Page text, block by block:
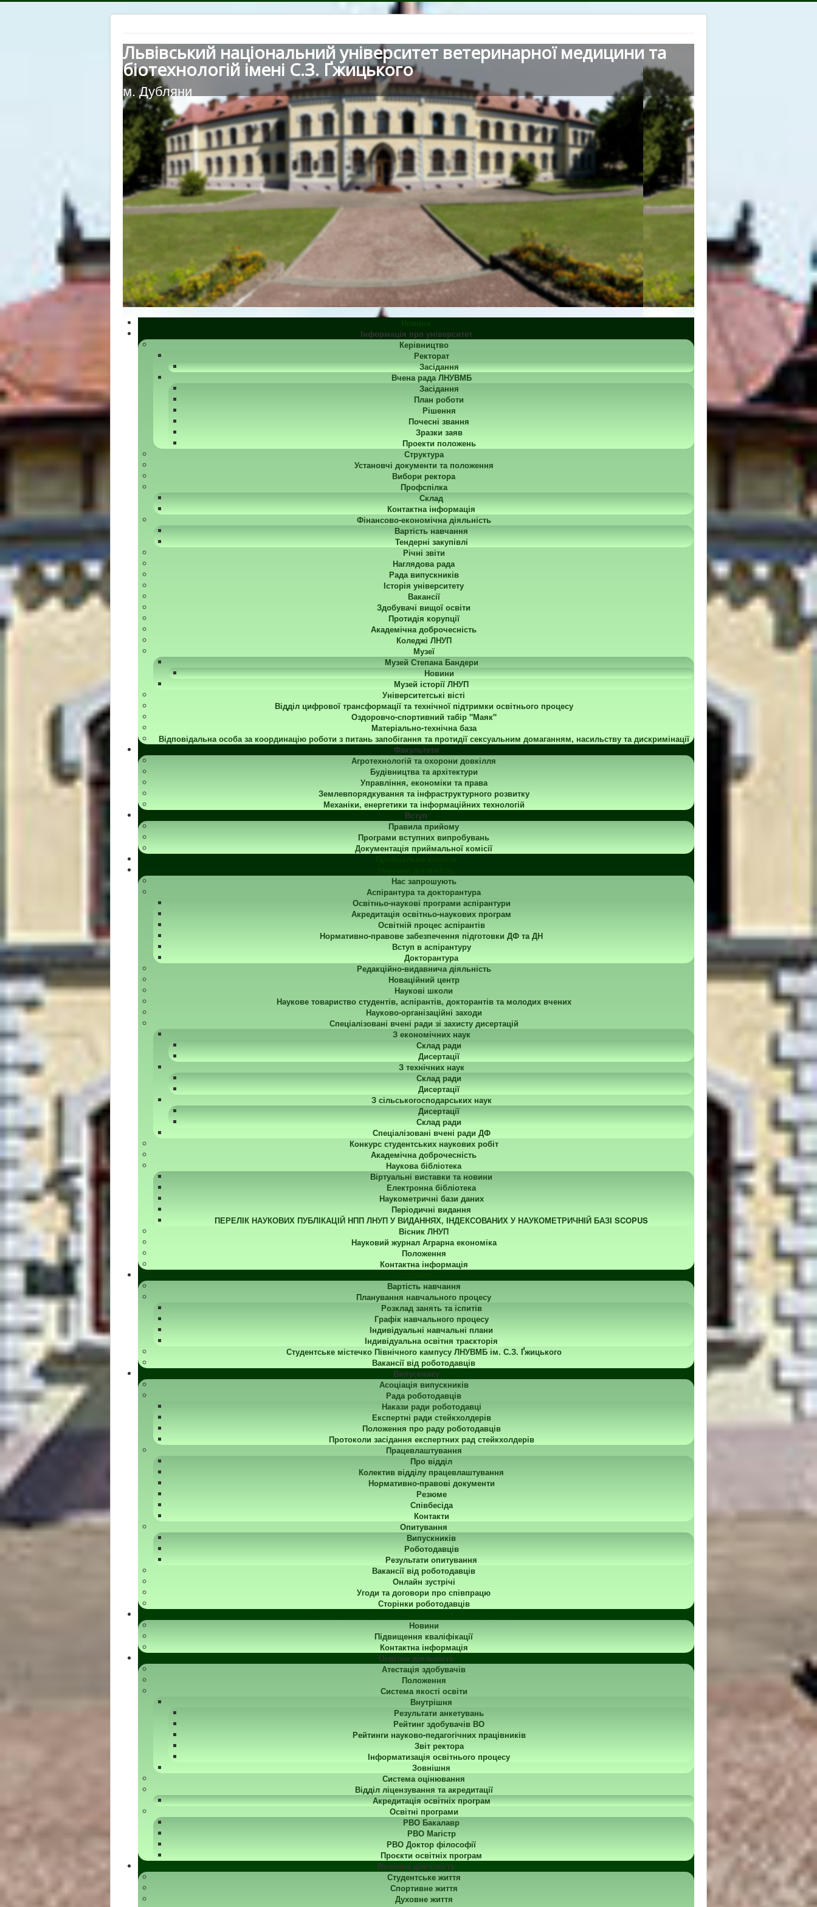
Львівський національний університет ветеринарної медицини та
біотехнологій імені С.З. Ґжицького
м. Дубляни
Інформація про університет
Керівництво
Ректорат
Засідання
Вчена рада ЛНУВМБ
Засідання
План роботи
Рішення
Почесні звання
Зразки заяв
Проекти положень
Структура
Установчі документи та положення
Вибори ректора
Профспілка
Склад
Контактна інформація
Фінансово-економічна діяльність
Вартість навчання
Тендерні закупівлі
Річні звіти
Наглядова рада
Рада випускників
Історія університету
Вакансії
Здобувачі вищої освіти
Протидія корупції
Академічна доброчесність
Коледжі ЛНУП
Музеї
Музей Степана Бандери
Новини
Музей історії ЛНУП
Університетські вісті
Відділ цифрової трансформації та технічної підтримки освітнього процесу
Оздоровчо-спортивний табір "Маяк"
Матеріально-технічна база
Відповідальна особа за координацію роботи з питань запобігання та протидії сексуальним домаганням, насильству та дискримінації
Факультети
Агротехнологій та охорони довкілля
Будівництва та архітектури
Управління, економіки та права
Землевпорядкування та інфраструктурного розвитку
Механіки, енергетики та інформаційних технологій
Вступ
Правила прийому
Програми вступних випробувань
Документація приймальної комісії
Нас запрошують
Аспірантура та докторантура
Освітньо-наукові програми аспірантури
Акредитація освітньо-наукових програм
Освітній процес аспірантів
Нормативно-правове забезпечення підготовки ДФ та ДН
Вступ в аспірантуру
Докторантура
Редакційно-видавнича діяльність
Новаційний центр
Наукові школи
Наукове товариство студентів, аспірантів, докторантів та молодих вчених
Науково-організаційні заходи
Спеціалізовані вчені ради зі захисту дисертацій
З економічних наук
Склад ради
Дисертації
З технічних наук
Склад ради
Дисертації
З сільськогосподарських наук
Дисертації
Склад ради
Спеціалізовані вчені ради ДФ
Конкурс студентських наукових робіт
Академічна доброчесність
Наукова бібліотека
Віртуальні виставки та новини
Електронна бібліотека
Наукометричні бази даних
Періодичні видання
ПЕРЕЛІК НАУКОВИХ ПУБЛІКАЦІЙ НПП ЛНУП У ВИДАННЯХ, ІНДЕКСОВАНИХ У НАУКОМЕТРИЧНІЙ БАЗІ SCOPUS
Вісник ЛНУП
Науковий журнал Аграрна економіка
Положення
Контактна інформація
Вартість навчання
Планування навчального процесу
Розклад занять та іспитів
Графік навчального процесу
Індивідуальні навчальні плани
Індивідуальна освітня траєкторія
Студентське містечко Північного кампусу ЛНУВМБ ім. С.З. Ґжицького
Вакансії від роботодавців
Випускнику
Асоціація випускників
Рада роботодавців
Накази ради роботодавці
Експертні ради стейкхолдерів
Положення про раду роботодавців
Протоколи засідання експертних рад стейкхолдерів
Працевлаштування
Про відділ
Колектив відділу працевлаштування
Нормативно-правові документи
Резюме
Співбесіда
Контакти
Опитування
Випускників
Роботодавців
Результати опитування
Вакансії від роботодавців
Онлайн зустрічі
Угоди та договори про співпрацю
Сторінки роботодавців
Новини
Підвищення кваліфікації
Контактна інформація
Освітня діяльність
Атестація здобувачів
Положення
Система якості освіти
Внутрішня
Результати анкетувань
Рейтинг здобувачів ВО
Рейтинги науково-педагогічних працівників
Звіт ректора
Інформатизація освітнього процесу
Зовнішня
Система оцінювання
Відділ ліцензування та акредитації
Акредитація освітніх програм
Освітні програми
РВО Бакалавр
РВО Магістр
РВО Доктор філософії
Проєкти освітніх програм
Виховна діяльність
Студентське життя
Спортивне життя
Духовне життя